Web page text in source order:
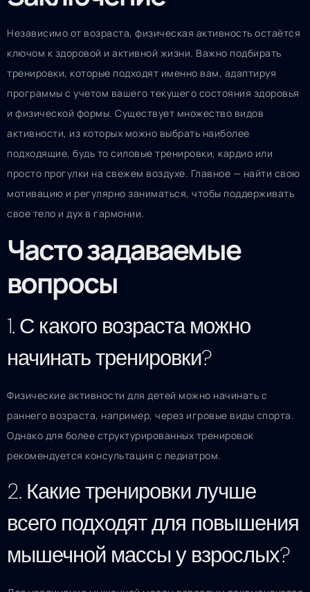
Независимо от возраста, физическая активность остаётся
ключом к здоровой и активной жизни. Важно подбирать
тренировки, которые подходят именно вам, адаптируя
программы с учетом вашего текущего состояния здоровья
и физической формы. Существует множество видов
активности, из которых можно выбрать наиболее
подходящие, будь то силовые тренировки, кардио или
просто прогулки на свежем воздухе. Главное — найти свою
мотивацию и регулярно заниматься, чтобы поддерживать
свое тело и дух в гармонии.
Часто задаваемые
вопросы
1. С какого возраста можно
начинать тренировки?
Физические активности для детей можно начинать с
раннего возраста, например, через игровые виды спорта.
Однако для более структурированных тренировок
рекомендуется консультация с педиатром.
2. Какие тренировки лучше
всего подходят для повышения
мышечной массы у взрослых?